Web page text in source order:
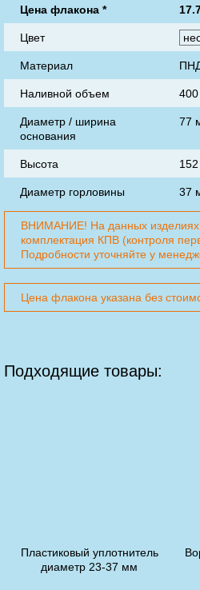
Цена флакона *
Цвет
Материал
Наливной объем
Диаметр / ширина
основания
77
Высота
Диаметр горловины 37
ВНИМАНИЕ! На данных изделиях
комплектация КПВ (контроля
Подробности уточняйте у
Цена флакона указана без
Подходящие товары:
Пластиковый уплотнитель
диаметр 23-37 мм